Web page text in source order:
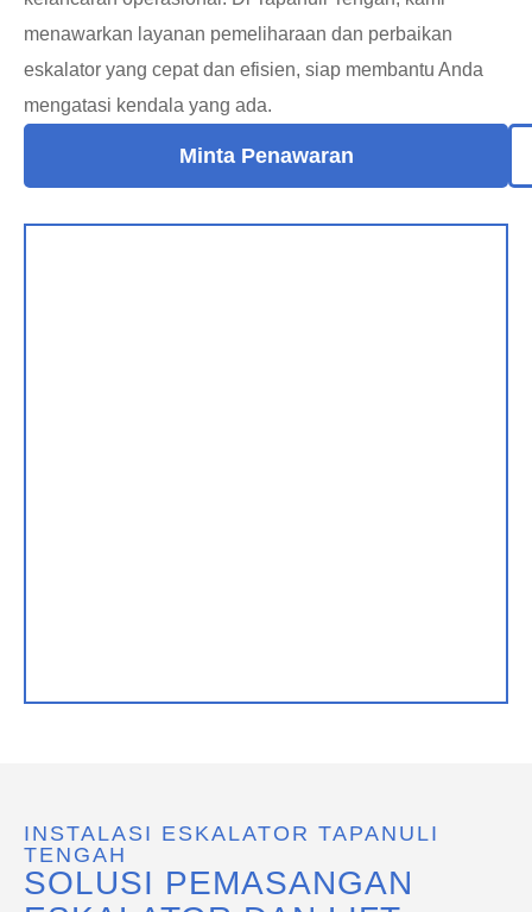
menawarkan layanan pemeliharaan dan perbaikan
eskalator yang cepat dan efisien, siap membantu Anda
mengatasi kendala yang ada.
Minta Penawaran
INSTALASI ESKALATOR TAPANULI
TENGAH
SOLUSI PEMASANGAN